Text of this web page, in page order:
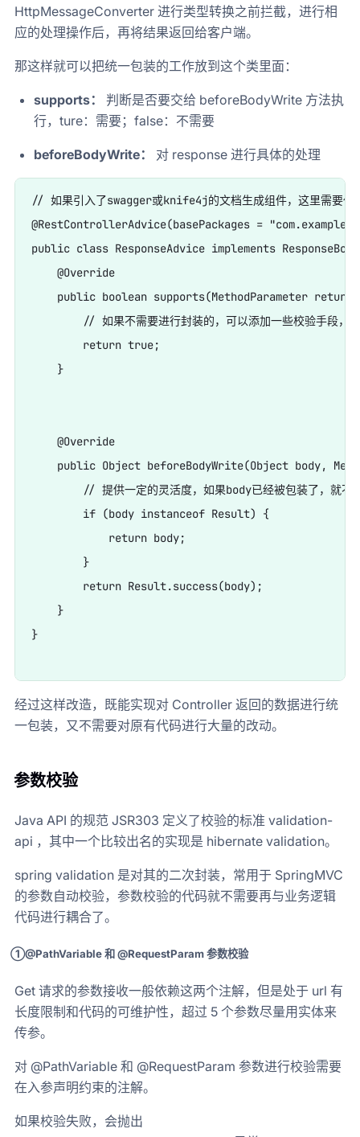
HttpMessageConverter 进行类型转换之前拦截，进行相
应的处理操作后，再将结果返回给客户端。
那这样就可以把统一包装的工作放到这个类里面：
supports：
判断是否要交给 beforeBodyWrite 方法执
行，ture：需要；false：不需要
beforeBodyWrite： 对 response 进行具体的处理
// 如果引入了swagger或knife4j的文档生成组件，这里需要仅
@RestControllerAdvice(basePackages =
public class ResponseAdvice implements
@Override
public boolean supports(MethodParameter
// 如果不需要进行封装的，可以添加一些校验手段，比
return true;
}
@Override
public Object beforeBodyWrite(Object body,
// 提供一定的灵活度，如果body已经被包装了，就不
if (body instanceof Result) {
return body;
}
return Result.success(body);
}
}
经过这样改造，既能实现对 Controller 返回的数据进行统
一包装，又不需要对原有代码进行大量的改动。
参数校验
Java API 的规范 JSR303 定义了校验的标准 validation-
api ，其中一个比较出名的实现是 hibernate validation。
spring validation 是对其的二次封装，常用于 SpringMVC
的参数自动校验，参数校验的代码就不需要再与业务逻辑
代码进行耦合了。
①@PathVariable 和 @RequestParam 参数校验
Get 请求的参数接收一般依赖这两个注解，但是处于 url 有
长度限制和代码的可维护性，超过 5 个参数尽量用实体来
传参。
对 @PathVariable 和 @RequestParam 参数进行校验需要
在入参声明约束的注解。
如果校验失败，会抛出